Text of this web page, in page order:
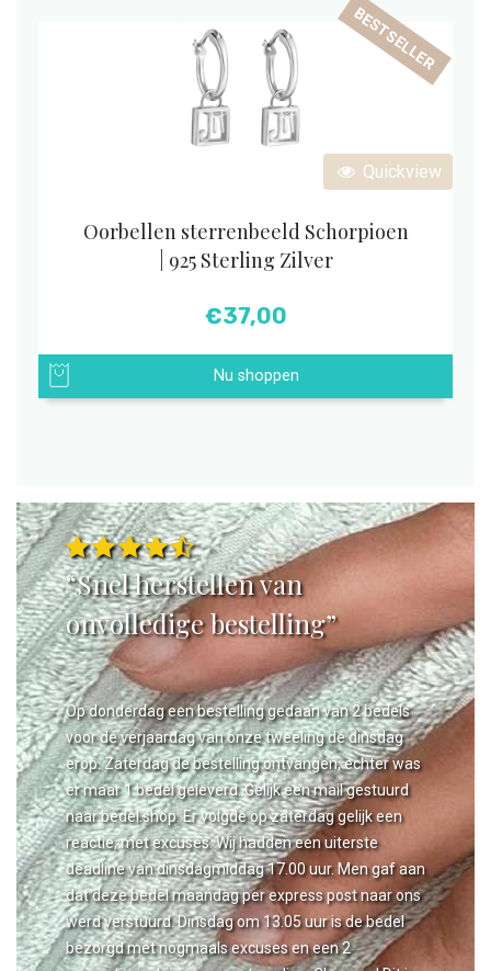
Quickview
BESTSELLER
Oorbellen sterrenbeeld Schorpioen
| 925 Sterling Zilver
€37,00
Nu shoppen
“Snel herstellen van
onvolledige bestelling”
Op donderdag een bestelling gedaan van 2 bedels
voor de verjaardag van onze tweeling de dinsdag
erop. Zaterdag de bestelling ontvangen, echter was
er maar 1 bedel geleverd. Gelijk een mail gestuurd
naar bedel.shop. Er volgde op zaterdag gelijk een
reactie, met excuses. Wij hadden een uiterste
deadline van dinsdagmiddag 17.00 uur. Men gaf aan
dat deze bedel maandag per express post naar ons
werd verstuurd. Dinsdag om 13.05 uur is de bedel
bezorgd met nogmaals excuses en een 2